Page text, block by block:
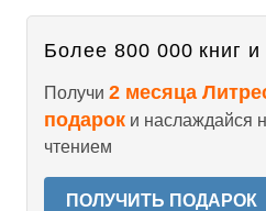
Более 800 000 книг и
Получи 2 месяца
подарок и наслаждайся
чтением
ПОЛУЧИТЬ ПОДАРОК